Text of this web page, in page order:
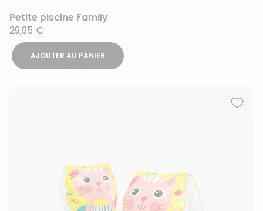
Petite piscine Family
29,95 €
AJOUTER AU PANIER